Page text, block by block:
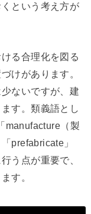
という考え方が
る合理化を図る
けがあります。
ないですが、建
す。類義語とし
manufacture（製
prefabricate」
う点が重要で、
す。